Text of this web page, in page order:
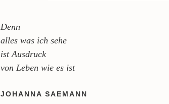
Denn
alles was ich sehe
ist Ausdruck
von Leben wie es ist
JOHANNA SAEMANN